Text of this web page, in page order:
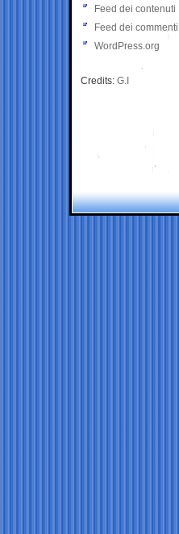
Feed dei contenuti
Feed dei commenti
WordPress.org
Credits: G.I